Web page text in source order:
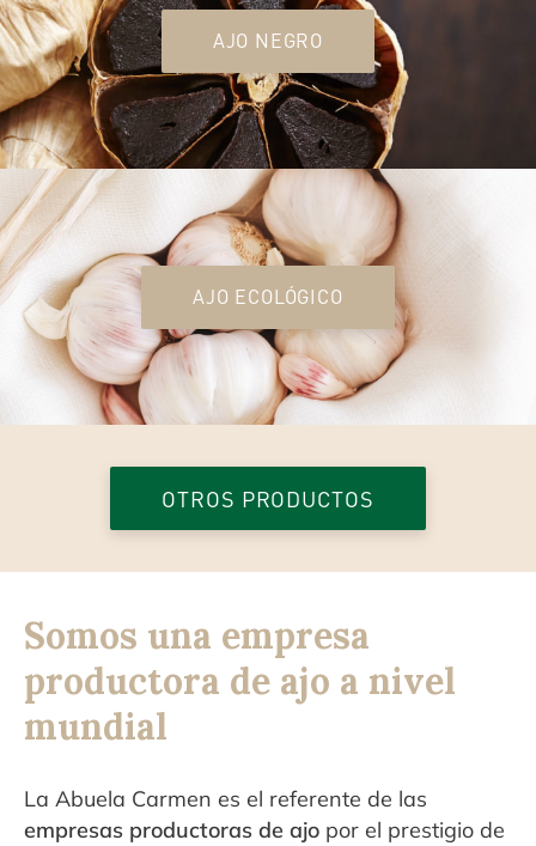
AJO NEGRO
AJO ECOLÓGICO
OTROS PRODUCTOS
Somos una empresa
productora de ajo a nivel
mundial
La Abuela Carmen es el referente de las
empresas productoras de ajo por el prestigio de